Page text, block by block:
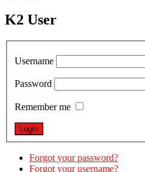
K2 User
Username
Password
Remember me
Forgot your password?
Forgot your username?